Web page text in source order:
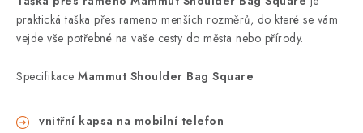
praktická taška přes rameno menších rozměrů, do které se vám
vejde vše potřebné na vaše cesty do města nebo přírody.
Specifikace Mammut Shoulder Bag Square
vnitřní kapsa na mobilní telefon